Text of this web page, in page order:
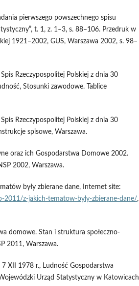
pierwszego powszechnego spisu
t. 1, z. 1–3, s. 88–106. Przedruk w
1921–2002, GUS, Warszawa 2002, s. 98–
Rzeczypospolitej Polskiej z dnia 30
Stosunki zawodowe. Tablice
Rzeczypospolitej Polskiej z dnia 30
spisowe, Warszawa.
oraz ich Gospodarstwa Domowe 2002.
2002, Warszawa.
były zbierane dane, Internet site:
2011/z-jakich-tematow-byly-zbierane-dane/,
domowe. Stan i struktura społeczno-
2011, Warszawa.
XII 1978 r., Ludność Gospodarstwa
Urząd Statystyczny w Katowicach